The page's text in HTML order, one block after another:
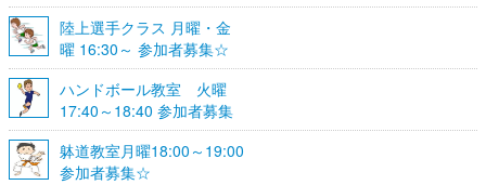
陸上選手クラス 月曜・金
曜 16:30～ 参加者募集☆
ハンドボール教室 火曜
17:40～18:40 参加者募集
☆
躰道教室月曜18:00～19:00
参加者募集☆